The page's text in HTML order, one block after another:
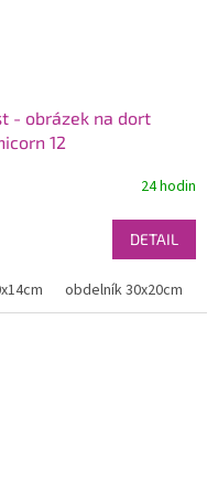
- obrázek na dort
12
24 hodin
DETAIL
obdelník 30x20cm